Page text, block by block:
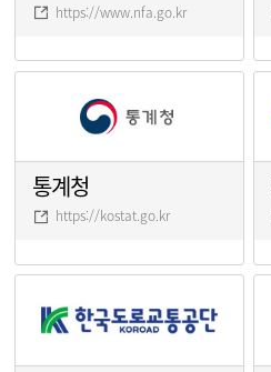
https://www.nfa.go.kr
통계청
https://kostat.go.kr